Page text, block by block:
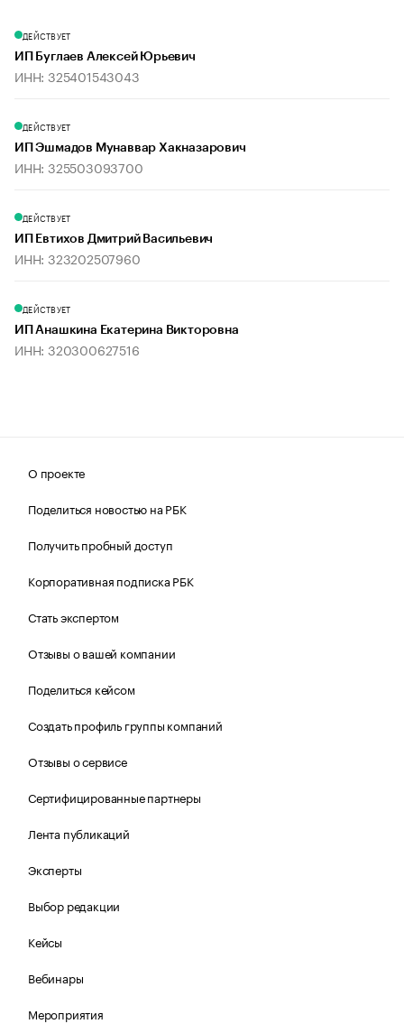
ДЕЙСТВУЕТ
ИП Буглаев Алексей Юрьевич
ИНН: 325401543043
ДЕЙСТВУЕТ
ИП Эшмадов Мунаввар Хакназарович
ИНН: 325503093700
ДЕЙСТВУЕТ
ИП Евтихов Дмитрий Васильевич
ИНН: 323202507960
ДЕЙСТВУЕТ
ИП Анашкина Екатерина Викторовна
ИНН: 320300627516
О проекте
Поделиться новостью на РБК
Получить пробный доступ
Корпоративная подписка РБК
Стать экспертом
Отзывы о вашей компании
Поделиться кейсом
Создать профиль группы компаний
Отзывы о сервисе
Сертифицированные партнеры
Лента публикаций
Эксперты
Выбор редакции
Кейсы
Вебинары
Мероприятия